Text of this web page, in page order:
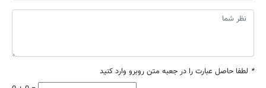
* لطفا حاصل عبارت را در جعبه متن روبرو وارد کنید